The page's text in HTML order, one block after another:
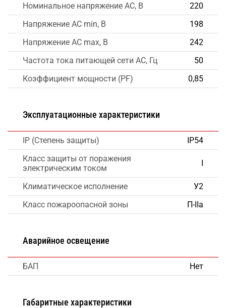
Номинальное напряжение AC, В
220
Напряжение AC min, В
198
Напряжение AC max, В
242
Частота тока питающей сети AC, Гц
50
Коэффициент мощности (PF)
0,85
Эксплуатационные характеристики
IP (Степень защиты)
IP54
Класс защиты от поражения
электрическим током
Климатическое исполнение
У2
Класс пожароопасной зоны
П-IIа
Аварийное освещение
БАП Нет
Габаритные характеристики